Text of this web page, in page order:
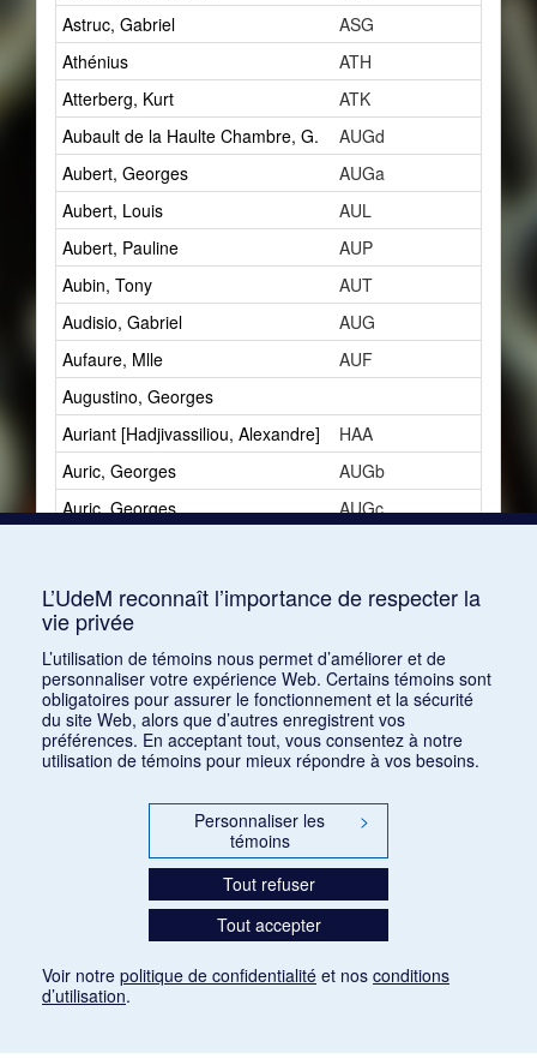
Astruc, Gabriel
ASG
Athénius
ATH
Atterberg, Kurt
ATK
Aubault de la Haulte Chambre, G.
AUGd
Aubert, Georges
AUGa
Aubert, Louis
AUL
Aubert, Pauline
AUP
Aubin, Tony
AUT
Audisio, Gabriel
AUG
Aufaure, Mlle
AUF
Augustino, Georges
Auriant [Hadjivassiliou, Alexandre]
HAA
Auric, Georges
AUGb
Auric, Georges
AUGc
3
Azpiri, Munoz
L’UdeM reconnaît l’importance de respecter la
vie privée
L’utilisation de témoins nous permet d’améliorer et de
personnaliser votre expérience Web. Certains témoins sont
obligatoires pour assurer le fonctionnement et la sécurité
du site Web, alors que d’autres enregistrent vos
préférences. En acceptant tout, vous consentez à notre
utilisation de témoins pour mieux répondre à vos besoins.
Personnaliser les
témoins
>
Tout refuser
Tout accepter
Voir notre politique de confidentialité et nos conditions
d’utilisation.